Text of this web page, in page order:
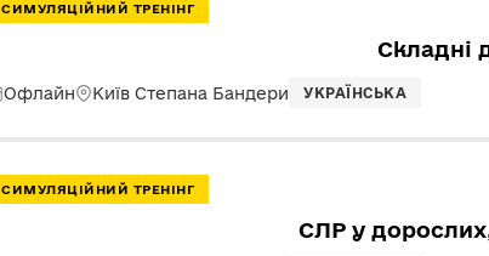
СИМУЛЯЦІЙНИЙ ТРЕНІНГ
Складні
Офлайн Київ Степана Бандери УКРАЇНСЬКА
СИМУЛЯЦІЙНИЙ ТРЕНІНГ
СЛР у